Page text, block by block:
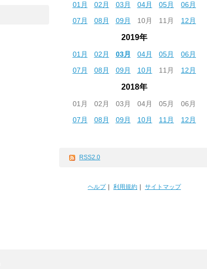
01月 02月 03月 04月 05月
06月
07月
08月 09月 10月 11月 12月
2019年
01月 02月 03月 04月 05月
06月
07月
08月 09月 10月 11月 12月
2018年
01月 02月 03月 04月 05月
06月
07月
08月 09月 10月 11月 12月
RSS2.0
ヘルプ｜ 利用規約 サイトマップ